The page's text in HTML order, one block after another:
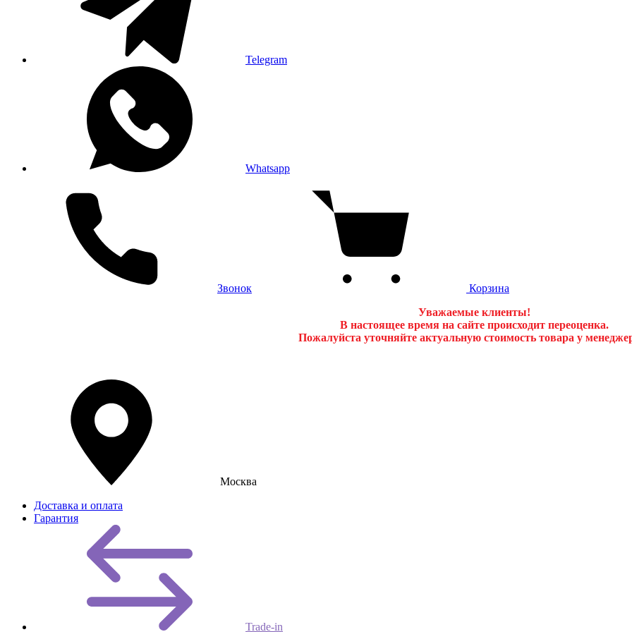
Telegram
Whatsapp
Звонок
Корзина
Уважаемые клиенты!
В настоящее время на сайте происходит переоценка.
Пожалуйста уточняйте актуальную стоимость товара у
Москва
Доставка и оплата
Гарантия
Trade-in